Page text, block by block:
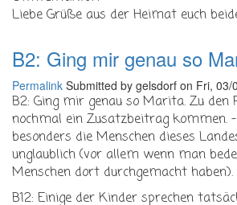
Liebe Grüße aus der Heimat euch
B2: Ging mir genau so
Permalink Submitted by gelsdorf on Fri, 03/
B2: Ging mir genau so Marita. Zu
nochmal ein Zusatzbeitrag kommen.
besonders die Menschen dieses
unglaublich (vor allem wenn man
Menschen dort durchgemacht haben).
B12: Einige der Kinder sprechen